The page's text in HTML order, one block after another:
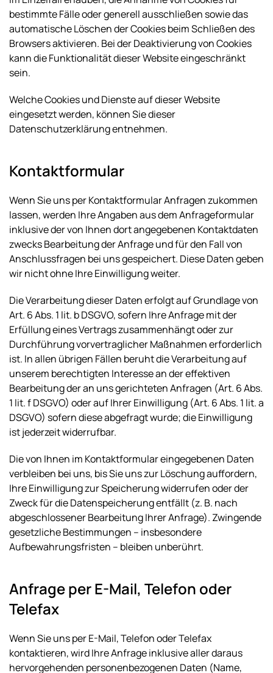
bestimmte Fälle oder generell ausschließen sowie das
automatische Löschen der Cookies beim Schließen des
Browsers aktivieren. Bei der Deaktivierung von Cookies
kann die Funktionalität dieser Website eingeschränkt
sein.
Welche Cookies und Dienste auf dieser Website
eingesetzt werden, können Sie dieser
Datenschutzerklärung entnehmen.
Kontaktformular
Wenn Sie uns per Kontaktformular Anfragen zukommen
lassen, werden Ihre Angaben aus dem Anfrageformular
inklusive der von Ihnen dort angegebenen Kontaktdaten
zwecks Bearbeitung der Anfrage und für den Fall von
Anschlussfragen bei uns gespeichert. Diese Daten geben
wir nicht ohne Ihre Einwilligung weiter.
Die Verarbeitung dieser Daten erfolgt auf Grundlage von
Art. 6 Abs. 1 lit. b DSGVO, sofern Ihre Anfrage mit der
Erfüllung eines Vertrags zusammenhängt oder zur
Durchführung vorvertraglicher Maßnahmen erforderlich
ist. In allen übrigen Fällen beruht die Verarbeitung auf
unserem berechtigten Interesse an der effektiven
Bearbeitung der an uns gerichteten Anfragen (Art. 6 Abs.
1 lit. f DSGVO) oder auf Ihrer Einwilligung (Art. 6 Abs. 1 lit. a
DSGVO) sofern diese abgefragt wurde; die Einwilligung
ist jederzeit widerrufbar.
Die von Ihnen im Kontaktformular eingegebenen Daten
verbleiben bei uns, bis Sie uns zur Löschung auffordern,
Ihre Einwilligung zur Speicherung widerrufen oder der
Zweck für die Datenspeicherung entfällt (z. B. nach
abgeschlossener Bearbeitung Ihrer Anfrage). Zwingende
gesetzliche Bestimmungen – insbesondere
Aufbewahrungsfristen – bleiben unberührt.
Anfrage per E-Mail, Telefon oder
Telefax
Wenn Sie uns per E-Mail, Telefon oder Telefax
kontaktieren, wird Ihre Anfrage inklusive aller daraus
hervorgehenden personenbezogenen Daten (Name,